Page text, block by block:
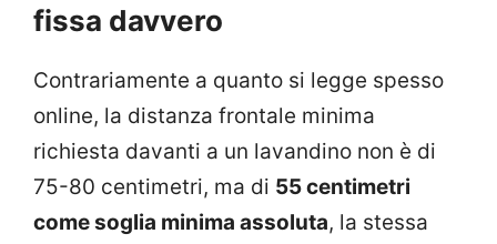
fissa davvero
Contrariamente a quanto si legge spesso
online, la distanza frontale minima
richiesta davanti a un lavandino non è di
75-80 centimetri, ma di 55 centimetri
come soglia minima assoluta, la stessa